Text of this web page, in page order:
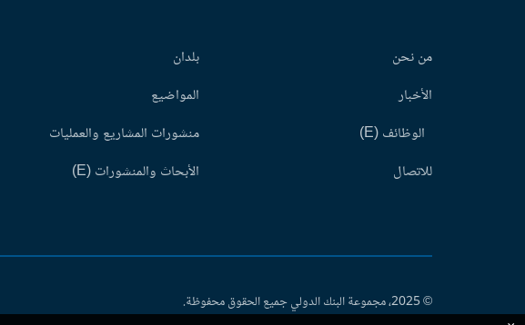
من نحن
الأخبار
الوظائف (E)
للاتصال
بلدان
المواضيع
منشورات المشاريع والعمليات
الأبحاث والمنشورات (E)
© 2025، مجموعة البنك الدولي جميع الحقوق محفوظة.